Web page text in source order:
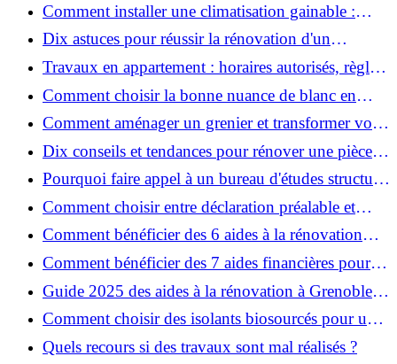
Comment installer une climatisation gainable :
coût, étapes et conseils ?
Dix astuces pour réussir la rénovation d'un
appartement
Travaux en appartement : horaires autorisés, règles
et bonnes pratiques
Comment choisir la bonne nuance de blanc en
décoration et éviter les pièges ?
Comment aménager un grenier et transformer vos
combles en espace habitable ?
Dix conseils et tendances pour rénover une pièce
de la maison
Pourquoi faire appel à un bureau d'études structure
pour garantir la sécurité de vos rénovations ?
Comment choisir entre déclaration préalable et
permis de construire pour vos travaux ?
Comment bénéficier des 6 aides à la rénovation
énergétique à Grenoble ?
Comment bénéficier des 7 aides financières pour la
rénovation énergétique à Voiron ?
Guide 2025 des aides à la rénovation à Grenoble et
Voiron : MaPrimeRénov’, CEE, aides locales
Comment choisir des isolants biosourcés pour une
rénovation écologique ?
Quels recours si des travaux sont mal réalisés ?